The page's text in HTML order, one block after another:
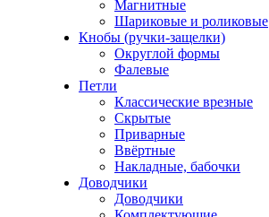
Магнитные
Шариковые и роликовые
Кнобы (ручки-защелки)
Округлой формы
Фалевые
Петли
Классические врезные
Скрытые
Приварные
Ввёртные
Накладные, бабочки
Доводчики
Доводчики